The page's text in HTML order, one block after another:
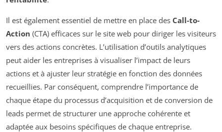
Il est également essentiel de mettre en place des Call-to-
Action (CTA) efficaces sur le site web pour diriger les visiteurs
vers des actions concrètes. L’utilisation d’outils analytiques
peut aider les entreprises à visualiser l’impact de leurs
actions et à ajuster leur stratégie en fonction des données
recueillies. Par conséquent, comprendre l’importance de
chaque étape du processus d’acquisition et de conversion de
leads permet de structurer une approche cohérente et
adaptée aux besoins spécifiques de chaque entreprise.